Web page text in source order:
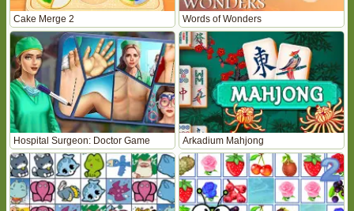
Cake Merge 2 Words of Wonders
Hospital Surgeon: Doctor Game Arkadium Mahjong